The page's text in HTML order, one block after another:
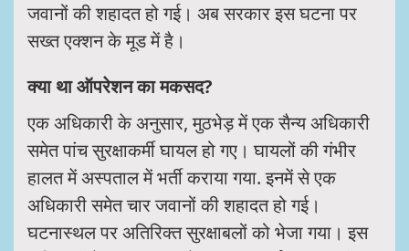
जवानों की शहादत हो गई। अब सरकार इस घटना पर
सख्त एक्शन के मूड में है।
क्या था ऑपरेशन का मकसद?
एक अधिकारी के अनुसार, मुठभेड़ में एक सैन्य अधिकारी
समेत पांच सुरक्षाकर्मी घायल हो गए। घायलों की गंभीर
हालत में अस्पताल में भर्ती कराया गया. इनमें से एक
अधिकारी समेत चार जवानों की शहादत हो गई।
घटनास्थल पर अतिरिक्त सुरक्षाबलों को भेजा गया। इस